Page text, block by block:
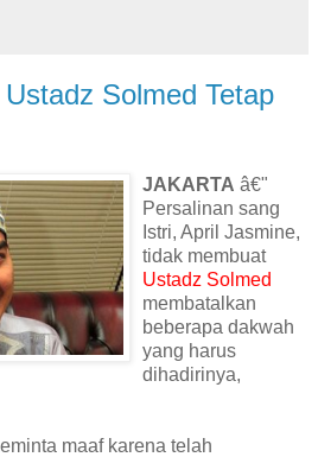
Solmed Tetap
JAKARTA â€"
Persalinan sang
Istri, April Jasmine,
tidak membuat
Ustadz Solmed
membatalkan
beberapa dakwah
yang harus
dihadirinya,
maaf karena telah